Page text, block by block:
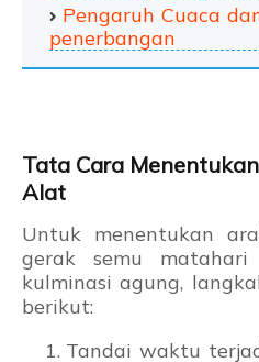
Pengaruh Cuaca
penerbangan
Tata Cara
Alat
Untuk menentukan
gerak semu
kulminasi agung,
berikut:
Tandai waktu